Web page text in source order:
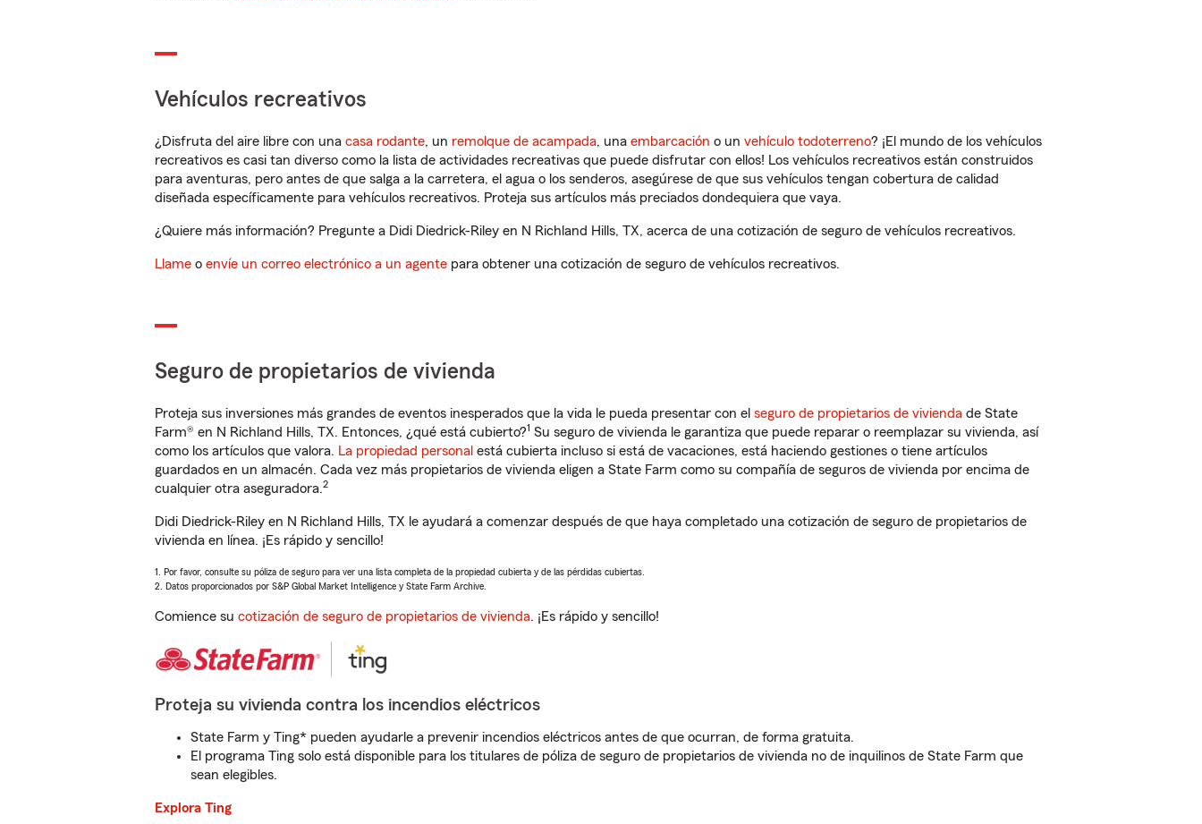
Vehículos recreativos
¿Disfruta del aire libre con una casa rodante, un remolque de acampada, una embarcación o un vehículo todoterreno? ¡El mundo de los vehículos
recreativos es casi tan diverso como la lista de actividades recreativas que puede disfrutar con ellos! Los vehículos recreativos están construidos
para aventuras, pero antes de que salga a la carretera, el agua o los senderos, asegúrese de que sus vehículos tengan cobertura de calidad
diseñada específicamente para vehículos recreativos. Proteja sus artículos más preciados dondequiera que vaya.
¿Quiere más información? Pregunte a Didi Diedrick-Riley en N Richland Hills, TX, acerca de una cotización de seguro de vehículos recreativos.
Llame o envíe un correo electrónico a un agente para obtener una cotización de seguro de vehículos recreativos.
Seguro de propietarios de vivienda
Proteja sus inversiones más grandes de eventos inesperados que la vida le pueda presentar con el seguro de propietarios de vivienda de State
Farm® en N Richland Hills, TX. Entonces, ¿qué está cubierto?1 Su seguro de vivienda le garantiza que puede reparar o reemplazar su vivienda, así
como los artículos que valora. La propiedad personal está cubierta incluso si está de vacaciones, está haciendo gestiones o tiene artículos
guardados en un almacén. Cada vez más propietarios de vivienda eligen a State Farm como su compañía de seguros de vivienda por encima de
cualquier otra aseguradora.2
Didi Diedrick-Riley en N Richland Hills, TX le ayudará a comenzar después de que haya completado una cotización de seguro de propietarios de
vivienda en línea. ¡Es rápido y sencillo!
1. Por favor, consulte su póliza de seguro para ver una lista completa de la propiedad cubierta y de las pérdidas cubiertas.
2. Datos proporcionados por S&P Global Market Intelligence y State Farm Archive.
Comience su cotización de seguro de propietarios de vivienda. ¡Es rápido y sencillo!
Proteja su vivienda contra los incendios eléctricos
State Farm y Ting* pueden ayudarle a prevenir incendios eléctricos antes de que ocurran, de forma gratuita.
El programa Ting solo está disponible para los titulares de póliza de seguro de propietarios de vivienda no de inquilinos de State Farm que
sean elegibles.
Explora Ting